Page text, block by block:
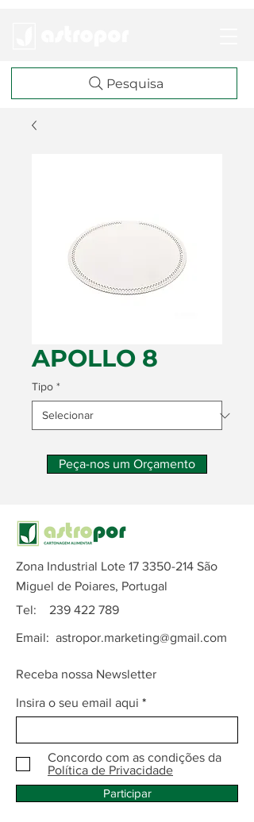
Pesquisa
APOLLO 8
Tipo *
Peça-nos um Orçamento
Zona Industrial Lote 17 3350-214 São
Miguel de Poiares, Portugal
Tel: 239 422 789
Email: astropor.marketing@gmail.com
Receba nossa Newsletter
Insira o seu email aqui
Concordo com as condições da
Política de Privacidade
Participar